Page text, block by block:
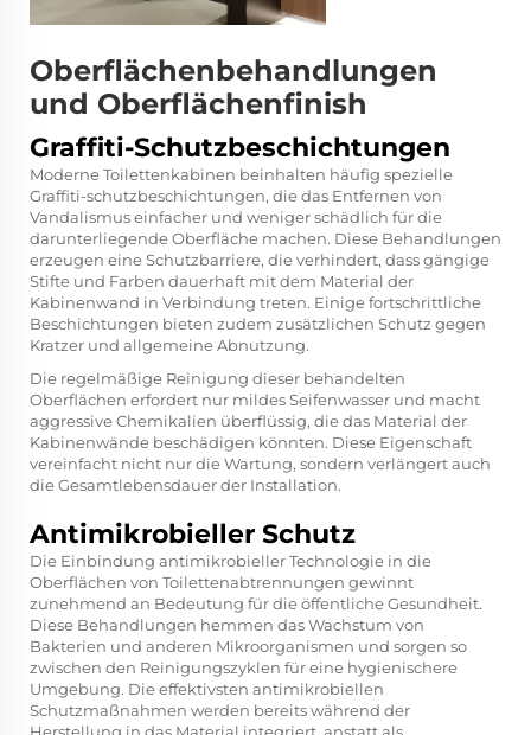
Oberflächenbehandlungen
und Oberflächenfinish
Graffiti-Schutzbeschichtungen
Moderne Toilettenkabinen beinhalten häufig spezielle
Graffiti-schutzbeschichtungen, die das Entfernen von
Vandalismus einfacher und weniger schädlich für die
darunterliegende Oberfläche machen. Diese Behandlungen
erzeugen eine Schutzbarriere, die verhindert, dass gängige
Stifte und Farben dauerhaft mit dem Material der
Kabinenwand in Verbindung treten. Einige fortschrittliche
Beschichtungen bieten zudem zusätzlichen Schutz gegen
Kratzer und allgemeine Abnutzung.
Die regelmäßige Reinigung dieser behandelten
Oberflächen erfordert nur mildes Seifenwasser und macht
aggressive Chemikalien überflüssig, die das Material der
Kabinenwände beschädigen könnten. Diese Eigenschaft
vereinfacht nicht nur die Wartung, sondern verlängert auch
die Gesamtlebensdauer der Installation.
Antimikrobieller Schutz
Die Einbindung antimikrobieller Technologie in die
Oberflächen von Toilettenabtrennungen gewinnt
zunehmend an Bedeutung für die öffentliche Gesundheit.
Diese Behandlungen hemmen das Wachstum von
Bakterien und anderen Mikroorganismen und sorgen so
zwischen den Reinigungszyklen für eine hygienischere
Umgebung. Die effektivsten antimikrobiellen
Schutzmaßnahmen werden bereits während der